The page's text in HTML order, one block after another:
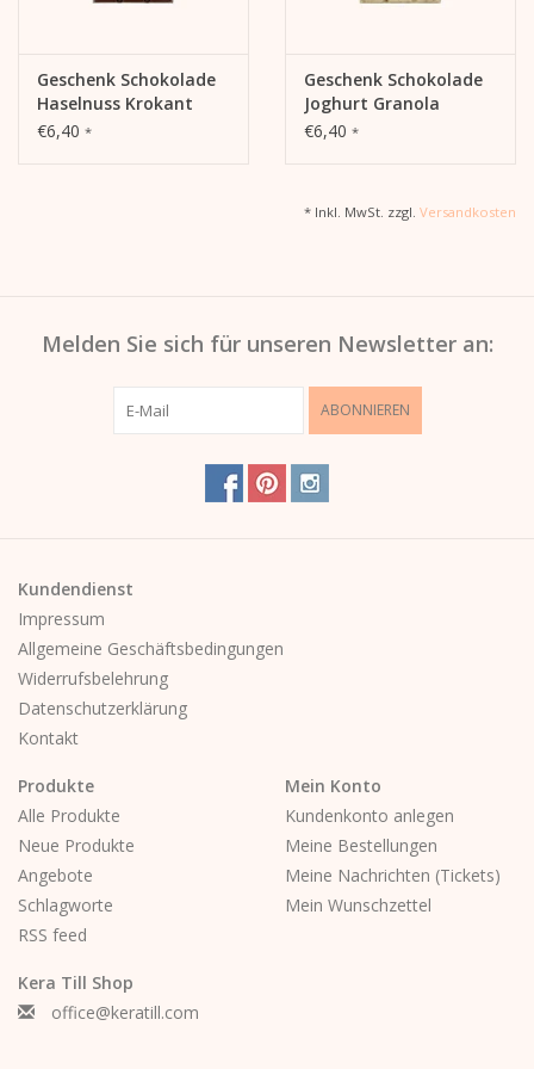
Geschenk Schokolade
Haselnuss Krokant
€6,40 *
Geschenk Schokolade
Joghurt Granola
€6,40 *
* Inkl. MwSt. zzgl. Versandkosten
Melden Sie sich für unseren Newsletter an:
ABONNIEREN
Kundendienst
Impressum
Allgemeine Geschäftsbedingungen
Widerrufsbelehrung
Datenschutzerklärung
Kontakt
Produkte
Alle Produkte
Neue Produkte
Angebote
Schlagworte
RSS feed
Mein Konto
Kundenkonto anlegen
Meine Bestellungen
Meine Nachrichten (Tickets)
Mein Wunschzettel
Kera Till Shop
office@keratill.com